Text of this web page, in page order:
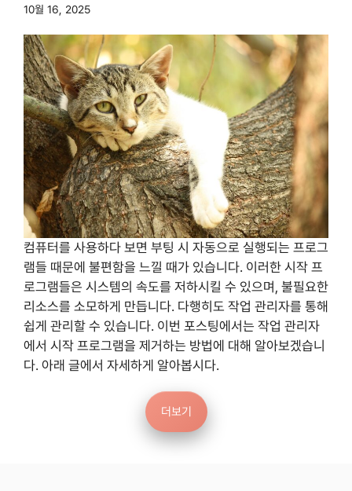
10월 16, 2025
컴퓨터를 사용하다 보면 부팅 시 자동으로 실행되는 프로그
램들 때문에 불편함을 느낄 때가 있습니다. 이러한 시작 프
로그램들은 시스템의 속도를 저하시킬 수 있으며, 불필요한
리소스를 소모하게 만듭니다. 다행히도 작업 관리자를 통해
쉽게 관리할 수 있습니다. 이번 포스팅에서는 작업 관리자
에서 시작 프로그램을 제거하는 방법에 대해 알아보겠습니
다. 아래 글에서 자세하게 알아봅시다.
더보기